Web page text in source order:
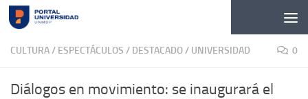
Skip to content
CULTURA / ESPECTÁCULOS / DESTACADO/ UNIVERSIDAD 0
Diálogos en movimiento: se inaugurará el